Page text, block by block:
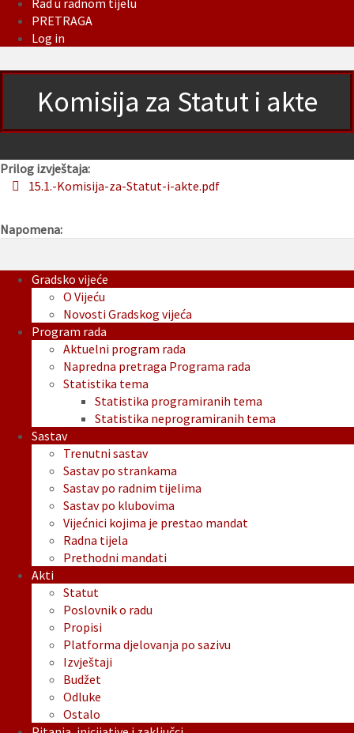
Rad u radnom tijelu
PRETRAGA
Log in
Komisija za Statut i akte
Prilog izvještaja:
15.1.-Komisija-za-Statut-i-akte.pdf
Napomena:
Gradsko vijeće
O Vijeću
Novosti Gradskog vijeća
Program rada
Aktuelni program rada
Napredna pretraga Programa rada
Statistika tema
Statistika programiranih tema
Statistika neprogramiranih tema
Sastav
Trenutni sastav
Sastav po strankama
Sastav po radnim tijelima
Sastav po klubovima
Vijećnici kojima je prestao mandat
Radna tijela
Prethodni mandati
Akti
Statut
Poslovnik o radu
Propisi
Platforma djelovanja po sazivu
Izvještaji
Budžet
Odluke
Ostalo